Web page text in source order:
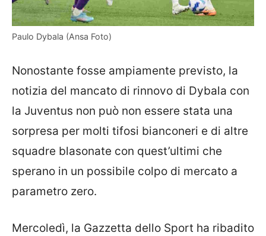
Paulo Dybala (Ansa Foto)
Nonostante fosse ampiamente previsto, la
notizia del mancato di rinnovo di Dybala con
la Juventus non può non essere stata una
sorpresa per molti tifosi bianconeri e di altre
squadre blasonate con quest’ultimi che
sperano in un possibile colpo di mercato a
parametro zero.
Mercoledì, la Gazzetta dello Sport ha ribadito